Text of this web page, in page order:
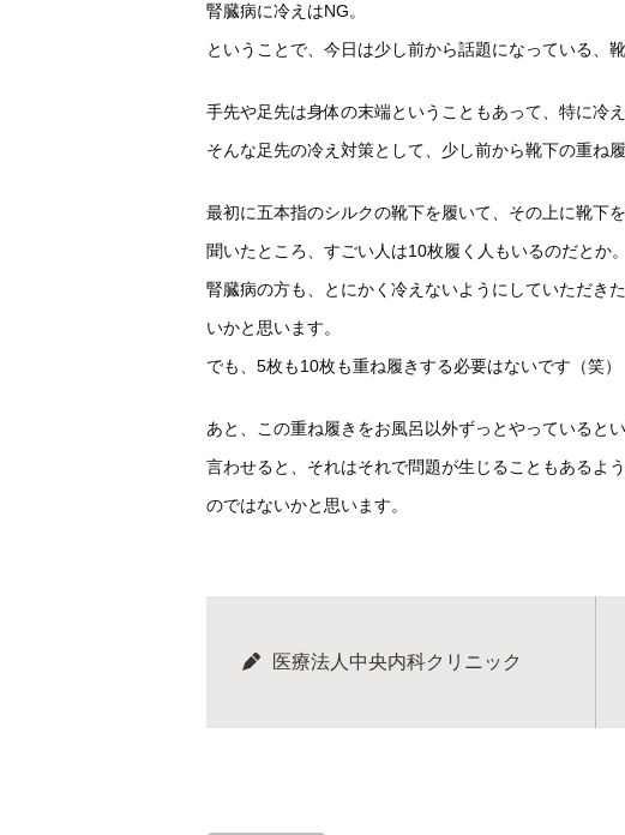
腎臓病に冷えはNG。
ということで、今日は少し前から話題になっている、
手先や足先は身体の末端ということもあって、特に冷
そんな足先の冷え対策として、少し前から靴下の重ね
最初に五本指のシルクの靴下を履いて、その上に靴下
聞いたところ、すごい人は10枚履く人もいるのだとか。
腎臓病の方も、とにかく冷えないようにしていただき
いかと思います。
でも、5枚も10枚も重ね履きする必要はないです（笑）
あと、この重ね履きをお風呂以外ずっとやっていると
言わせると、それはそれで問題が生じることもあるよ
のではないかと思います。
医療法人中央内科クリニック